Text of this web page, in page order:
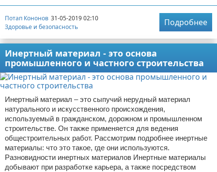
Потап Кононов 31-05-2019 02:10
Здоровье и безопасность
Подробнее
Инертный материал - это основа
промышленного и частного строительства
Инертный материал – это сыпучий нерудный материал
натурального и искусственного происхождения,
используемый в гражданском, дорожном и промышленном
строительстве. Он также применяется для ведения
общестроительных работ. Рассмотрим подробнее инертные
материалы: что это такое, где они используются.
Разновидности инертных материалов Инертные материалы
добывают при разработке карьера, а также посредством